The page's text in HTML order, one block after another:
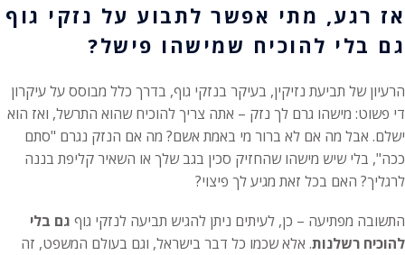
אז רגע, מתי אפשר לתבוע על נזקי גוף
גם בלי להוכיח שמישהו פישל?
הרעיון של תביעת נזיקין, בעיקר בנזקי גוף, בדרך כלל מבוסס על עיקרון
די פשוט: מישהו גרם לך נזק – אתה צריך להוכיח שהוא התרשל, ואז הוא
ישלם. אבל מה אם לא ברור מי באמת אשם? מה אם הנזק נגרם "סתם
ככה", בלי שיש מישהו שהחזיק סכין בגב שלך או השאיר קליפת בננה
לרגליך? האם בכל זאת מגיע לך פיצוי?
התשובה מפתיעה – כן, לעיתים ניתן להגיש תביעה לנזקי גוף גם בלי
להוכיח רשלנות. אלא שכמו כל דבר בישראל, וגם בעולם המשפט, זה